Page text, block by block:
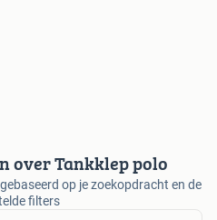
over Tankklep polo
op je zoekopdracht en de
filters